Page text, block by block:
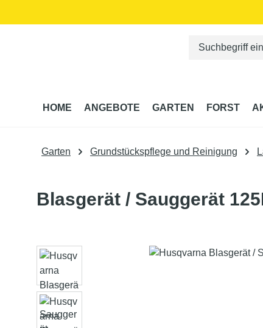
HOME ANGEBOTE GARTEN FORST
Garten Grundstückspflege und Reinigung
Blasgerät / Sauggerät